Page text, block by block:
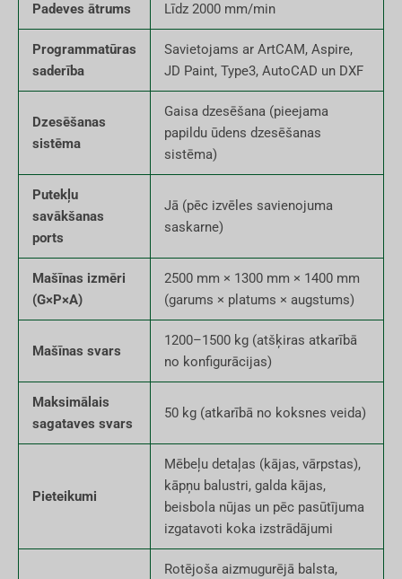
Padeves ātrums Līdz 2000 mm/min
Programmatūras
saderība
Savietojams ar ArtCAM, Aspire,
JD Paint, Type3, AutoCAD un DXF
Dzesēšanas
sistēma
Gaisa dzesēšana (pieejama
papildu ūdens dzesēšanas
sistēma)
Putekļu
savākšanas
ports
Jā (pēc izvēles savienojuma
saskarne)
Mašīnas izmēri
(G×P×A)
2500 mm × 1300 mm × 1400 mm
(garums × platums × augstums)
Mašīnas svars
1200–1500 kg (atšķiras atkarībā
no konfigurācijas)
Maksimālais
sagataves svars
50 kg (atkarībā no koksnes veida)
Pieteikumi
Mēbeļu detaļas (kājas, vārpstas),
kāpņu balustri, galda kājas,
beisbola nūjas un pēc pasūtījuma
izgatavoti koka izstrādājumi
Rotējoša aizmugurējā balsta,